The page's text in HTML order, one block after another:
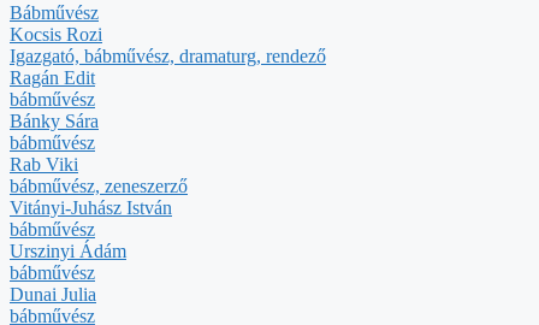
Bábművész
Kocsis Rozi
Igazgató, bábművész, dramaturg, rendező
Ragán Edit
bábművész
Bánky Sára
bábművész
Rab Viki
bábművész, zeneszerző
Vitányi-Juhász István
bábművész
Urszinyi Ádám
bábművész
Dunai Julia
bábművész